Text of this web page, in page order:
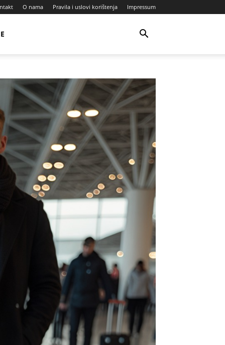
O nama Pravila i uslovi korištenja Impressum